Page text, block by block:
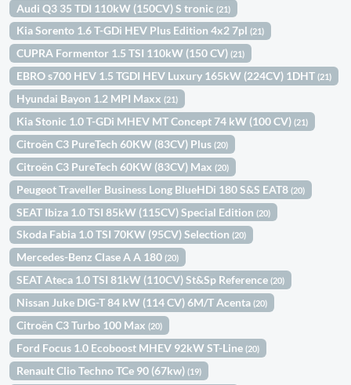
Audi Q3 35 TDI 110kW (150CV) S tronic(21)
Kia Sorento 1.6 T-GDi HEV Plus Edition 4x2 7pl(21)
CUPRA Formentor 1.5 TSI 110kW (150 CV)(21)
EBRO s700 HEV 1.5 TGDI HEV Luxury 165kW (224CV) 1DHT(21)
Hyundai Bayon 1.2 MPI Maxx(21)
Kia Stonic 1.0 T-GDi MHEV MT Concept 74 kW (100 CV)(21)
Citroën C3 PureTech 60KW (83CV) Plus(20)
Citroën C3 PureTech 60KW (83CV) Max(20)
Peugeot Traveller Business Long BlueHDi 180 S&S EAT8(20)
SEAT Ibiza 1.0 TSI 85kW (115CV) Special Edition(20)
Skoda Fabia 1.0 TSI 70KW (95CV) Selection(20)
Mercedes-Benz Clase A A 180(20)
SEAT Ateca 1.0 TSI 81kW (110CV) St&Sp Reference(20)
Nissan Juke DIG-T 84 kW (114 CV) 6M/T Acenta(20)
Citroën C3 Turbo 100 Max(20)
Ford Focus 1.0 Ecoboost MHEV 92kW ST-Line(20)
Renault Clio Techno TCe 90 (67kw)(19)